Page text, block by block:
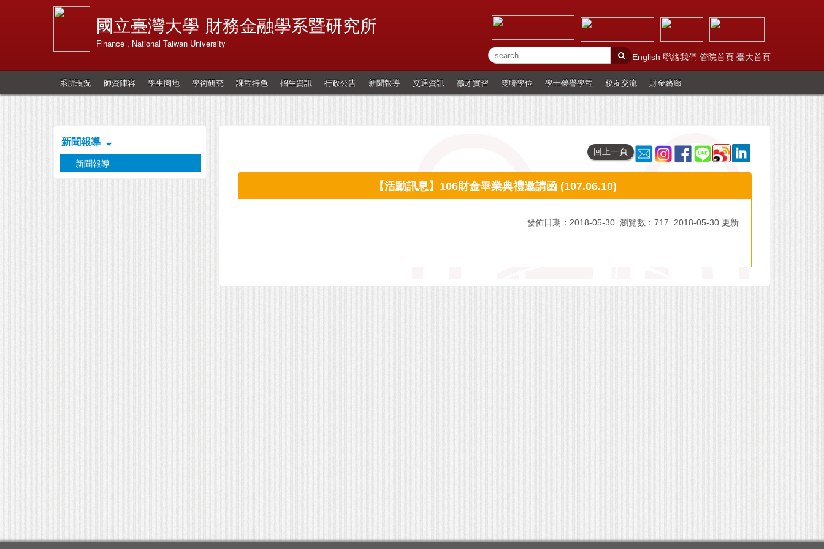
國立臺灣大學 財務金融學系暨研究所
Finance , National Taiwan University
English 聯絡我們 管院首頁 臺大首頁
系所現況 師資陣容 學生園地 學術研究 課程特色 招生資訊 行政公告 新聞報導 交通資訊 徵才實習 雙聯學位 學士榮譽學程 校友交流 財金藝廊
新聞報導
新聞報導
回上一頁
【活動訊息】106財金畢業典禮邀請函 (107.06.10)
發佈日期：2018-05-30 瀏覽數：717 2018-05-30 更新